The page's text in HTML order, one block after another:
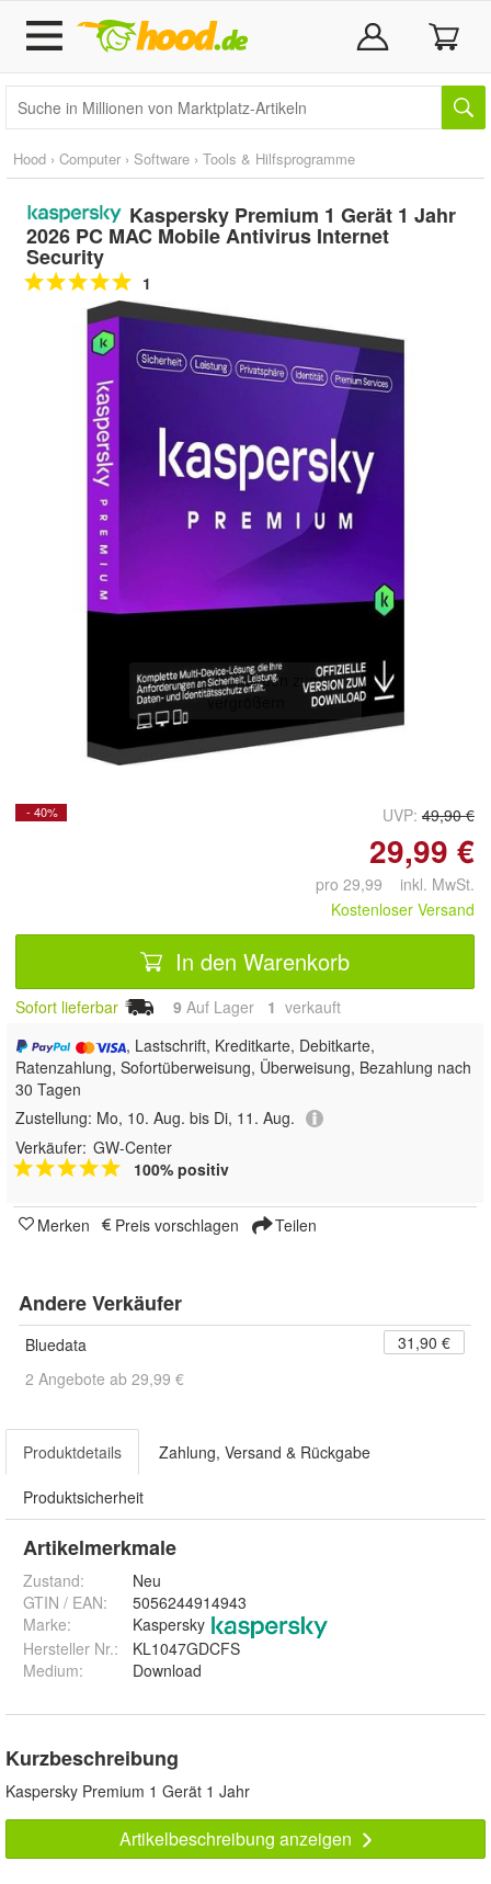
Hood › Computer › Software › Tools & Hilfsprogramme
Kaspersky Premium 1 Gerät 1 Jahr
2026 PC MAC Mobile Antivirus Internet
Security
1
Doppelt antippen zum
vergrößern
- 40% UVP: 49,90 €
29,99 €
pro 29,99 inkl. MwSt.
Kostenloser Versand
In den Warenkorb
Sofort lieferbar 9 Auf Lager 1 verkauft
, Lastschrift, Kreditkarte, Debitkarte,
Ratenzahlung, Sofortüberweisung, Überweisung, Bezahlung nach
30 Tagen
Zustellung: Mo, 10. Aug. bis Di, 11. Aug.
Verkäufer: GW-Center
100% positiv
Merken Preis vorschlagen Teilen
Andere Verkäufer
Bluedata
31,90 €
2 Angebote ab 29,99 €
Produktdetails Zahlung, Versand & Rückgabe
Produktsicherheit
Artikelmerkmale
Zustand:
Neu
GTIN / EAN:
5056244914943
Marke:
Kaspersky
Hersteller Nr.:
KL1047GDCFS
Medium: Download
Kurzbeschreibung
Kaspersky Premium 1 Gerät 1 Jahr
Artikelbeschreibung anzeigen